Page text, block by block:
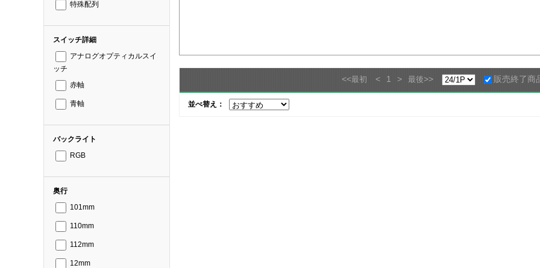
特殊配列
スイッチ詳細
アナログオプティカルスイ
ッチ
赤軸
青軸
バックライト
RGB
奥行
101mm
110mm
112mm
12mm
<<最初 < 1 > 最後>> 販売終了商
並べ替え：